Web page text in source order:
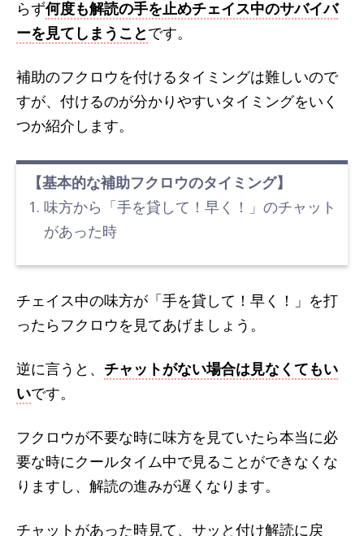
らず何度も解読の手を止めチェイス中のサバイバ
ーを見てしまうことです。
補助のフクロウを付けるタイミングは難しいので
すが、付けるのが分かりやすいタイミングをいく
つか紹介します。
【基本的な補助フクロウのタイミング】
味方から「手を貸して！早く！」のチャット
があった時
チェイス中の味方が「手を貸して！早く！」を打
ったらフクロウを見てあげましょう。
逆に言うと、 チャットがない場合は見なくてもい
いです。
フクロウが不要な時に味方を見ていたら本当に必
要な時にクールタイム中で見ることができなくな
りますし、解読の進みが遅くなります。
チャットがあった時見て、サッと付け解読に戻